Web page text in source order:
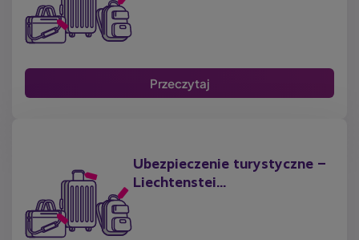
Przeczytaj
Ubezpieczenie turystyczne –
Liechtenstei...